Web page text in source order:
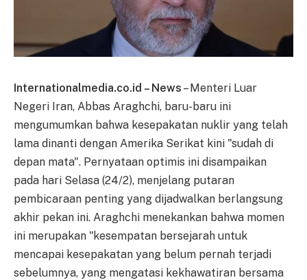
Internationalmedia.co.id – News – Menteri Luar
Negeri Iran, Abbas Araghchi, baru-baru ini
mengumumkan bahwa kesepakatan nuklir yang telah
lama dinanti dengan Amerika Serikat kini "sudah di
depan mata". Pernyataan optimis ini disampaikan
pada hari Selasa (24/2), menjelang putaran
pembicaraan penting yang dijadwalkan berlangsung
akhir pekan ini. Araghchi menekankan bahwa momen
ini merupakan "kesempatan bersejarah untuk
mencapai kesepakatan yang belum pernah terjadi
sebelumnya, yang mengatasi kekhawatiran bersama